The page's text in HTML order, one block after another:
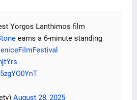
Yorgos Lanthimos film
earns a 6-minute standing
August 28, 2025